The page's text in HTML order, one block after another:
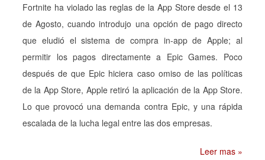
Fortnite ha violado las reglas de la App Store desde el 13
de Agosto, cuando introdujo una opción de pago directo
que eludió el sistema de compra in-app de Apple; al
permitir los pagos directamente a Epic Games. Poco
después de que Epic hiciera caso omiso de las políticas
de la App Store, Apple retiró la aplicación de la App Store.
Lo que provocó una demanda contra Epic, y una rápida
escalada de la lucha legal entre las dos empresas.
Leer mas »